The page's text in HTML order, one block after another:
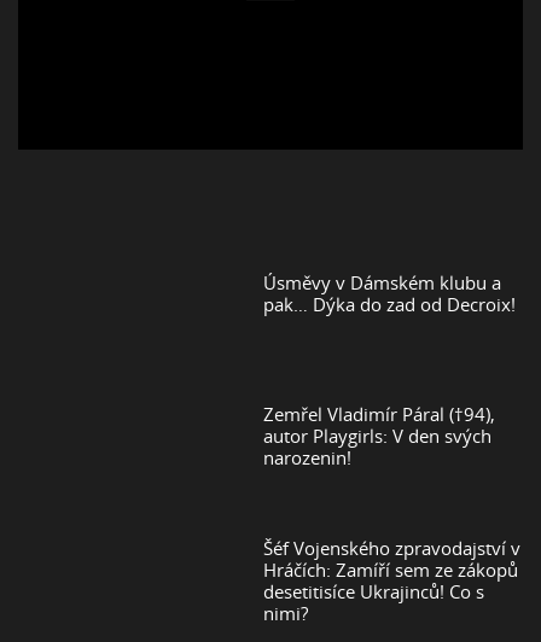
Úsměvy v Dámském klubu a
pak… Dýka do zad od Decroix!
Zemřel Vladimír Páral (†94),
autor Playgirls: V den svých
narozenin!
Šéf Vojenského zpravodajství v
Hráčích: Zamíří sem ze zákopů
desetitisíce Ukrajinců! Co s
nimi?